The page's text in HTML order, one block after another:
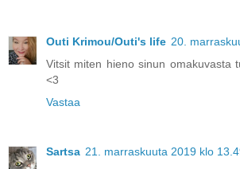
Outi Krimou/Outi's life 20.
Vitsit miten hieno sinun omakuvasta
<3
Vastaa
Sartsa 21. marraskuuta 2019 klo